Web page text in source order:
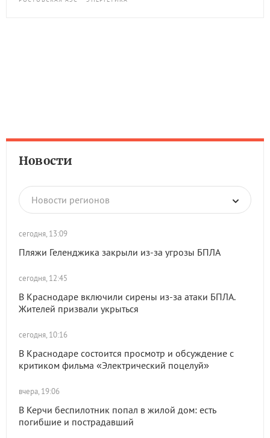
Новости
Новости регионов
сегодня, 13:09
Пляжи Геленджика закрыли из-за угрозы БПЛА
сегодня, 12:45
В Краснодаре включили сирены из-за атаки БПЛА.
Жителей призвали укрыться
сегодня, 10:16
В Краснодаре состоится просмотр и обсуждение с
критиком фильма «Электрический поцелуй»
вчера, 19:06
В Керчи беспилотник попал в жилой дом: есть
погибшие и пострадавший